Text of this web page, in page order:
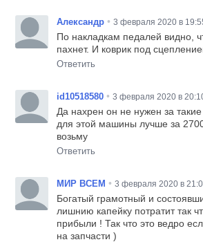
Александр • 3 февраля 2020 в
По накладкам педалей видно,
пахнет. И коврик под
Ответить
id10518580 • 3 февраля 2020 в
Да нахрен он не нужен за
для этой машины лучше за
возьму
Ответить
МИР ВСЕМ • 3 февраля 2020 в
Богатый грамотный и
лишнию капейку потратит так
прибыли ! Так что это ведро
на запчасти )